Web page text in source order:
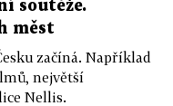
soutěže.
měst
začíná. Například
největší
Nellis.